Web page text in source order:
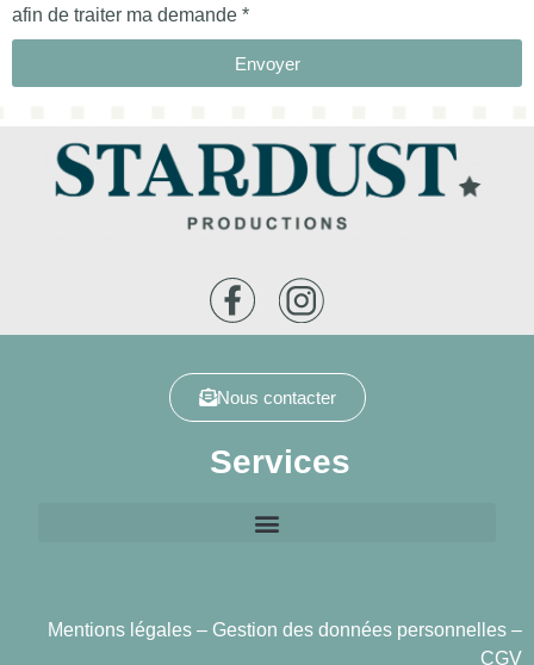
afin de traiter ma demande *
Envoyer
Nous contacter
Services
Mentions légales – Gestion des données personnelles –
CGV